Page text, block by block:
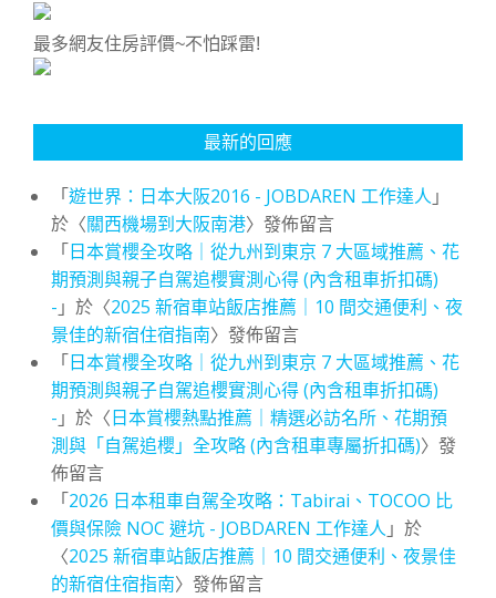
最多網友住房評價~不怕踩雷!
最新的回應
「遊世界：日本大阪2016 - JOBDAREN 工作達人 」
於〈關西機場到大阪南港〉發佈留言
「日本賞櫻全攻略｜從九州到東京 7 大區域推薦、花
期預測與親子自駕追櫻實測心得 (內含租車折扣碼)
- 」於〈2025 新宿車站飯店推薦｜10 間交通便利、夜
景佳的新宿住宿指南〉發佈留言
「日本賞櫻全攻略｜從九州到東京 7 大區域推薦、花
期預測與親子自駕追櫻實測心得 (內含租車折扣碼)
- 」於〈日本賞櫻熱點推薦｜精選必訪名所、花期預
測與「自駕追櫻」全攻略 (內含租車專屬折扣碼)〉發
佈留言
「2026 日本租車自駕全攻略：Tabirai、TOCOO 比
價與保險 NOC 避坑 - JOBDAREN 工作達人 」於
〈2025 新宿車站飯店推薦｜10 間交通便利、夜景佳
的新宿住宿指南〉發佈留言